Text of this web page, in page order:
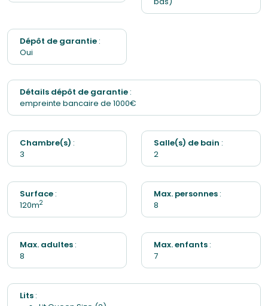
Linge de maison
Cuisine
Lave-linge
Barbecue
Sèche-linge
Dépôt de garantie :
Oui
Détails dépôt de garantie :
empreinte bancaire de 1000€
Chambre(s) :
3
Salle(s) de bain :
2
Surface :
120m2
Max. personnes :
8
Max. adultes :
8
Max. enfants :
7
Lits :